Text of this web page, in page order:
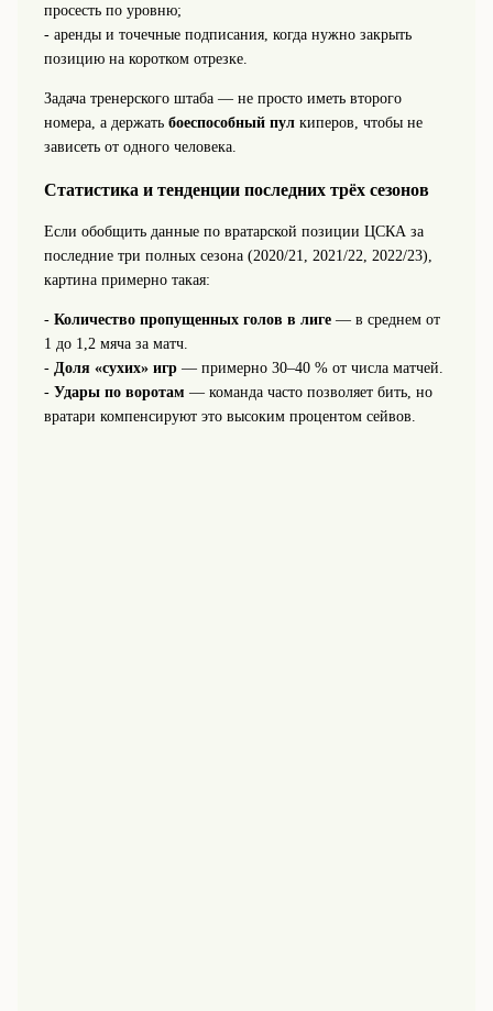
просесть по уровню;
- аренды и точечные подписания, когда нужно закрыть
позицию на коротком отрезке.
Задача тренерского штаба — не просто иметь второго
номера, а держать боеспособный пулкиперов, чтобы не
зависеть от одного человека.
Статистика и тенденции последних трёх сезонов
Если обобщить данные по вратарской позиции ЦСКА за
последние три полных сезона (2020/21, 2021/22, 2022/23),
картина примерно такая:
- Количество пропущенных голов в лиге— в среднем от
1 до 1,2 мяча за матч.
- Доля «сухих» игр— примерно 30–40 % от числа матчей.
- Удары по воротам — команда часто позволяет бить, но
вратари компенсируют это высоким процентом сейвов.